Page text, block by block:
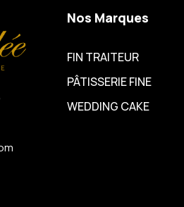
Nos Marques
FIN TRAITEUR
PÂTISSERIE FINE
WEDDING CAKE